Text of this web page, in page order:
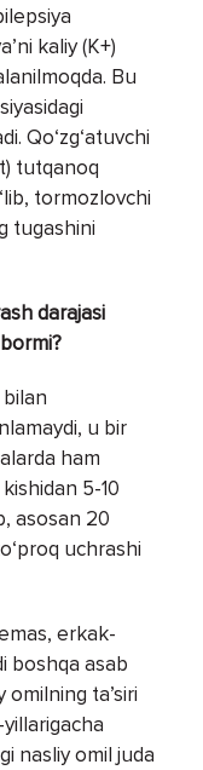
kaliy (K+)
Bu
Qo‘zg‘atuvchi
tutqanoq
tormozlovchi
tugashini
darajasi
u bir
ham
5-10
asosan 20
uchrashi
erkak-
boshqa asab
ta’siri
nasliy omil juda